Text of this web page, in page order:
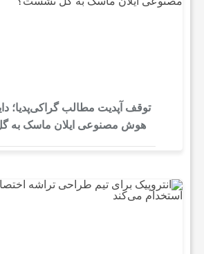
توقف آپدیت مطالب گراکی‌پدیا؛
هوش مصنوعی ایلان ماسک به